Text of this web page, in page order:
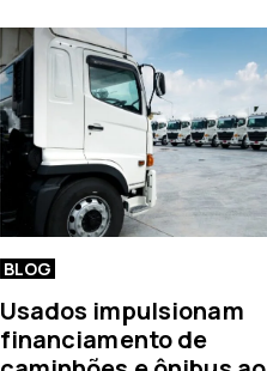
BLOG
Usados impulsionam
financiamento de